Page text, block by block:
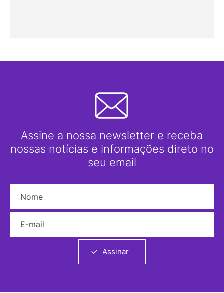
Assine a nossa newsletter e receba
nossas notícias e informações direto no
seu email
Assinar